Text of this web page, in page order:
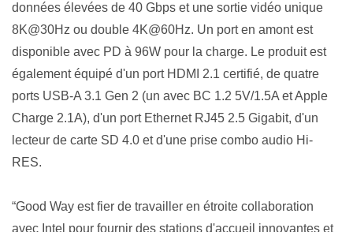
données élevées de 40 Gbps et une sortie vidéo unique
8K@30Hz ou double 4K@60Hz. Un port en amont est
disponible avec PD à 96W pour la charge. Le produit est
également équipé d'un port HDMI 2.1 certifié, de quatre
ports USB-A 3.1 Gen 2 (un avec BC 1.2 5V/1.5A et Apple
Charge 2.1A), d'un port Ethernet RJ45 2.5 Gigabit, d'un
lecteur de carte SD 4.0 et d'une prise combo audio Hi-
RES.
“Good Way est fier de travailler en étroite collaboration
avec Intel pour fournir des stations d'accueil innovantes et